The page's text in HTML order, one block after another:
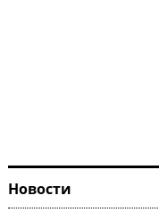
Новости